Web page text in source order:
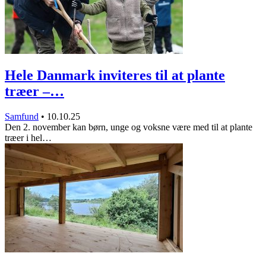
Hele Danmark inviteres til at plante
træer –…
Samfund • 10.10.25
Den 2. november kan børn, unge og voksne være med til at plante
træer i hel…